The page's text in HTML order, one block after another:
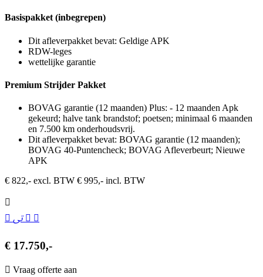
Basispakket (inbegrepen)
Dit afleverpakket bevat: Geldige APK
RDW-leges
wettelijke garantie
Premium Strijder Pakket
BOVAG garantie (12 maanden) Plus: - 12 maanden Apk
gekeurd; halve tank brandstof; poetsen; minimaal 6 maanden
en 7.500 km onderhoudsvrij.
Dit afleverpakket bevat: BOVAG garantie (12 maanden);
BOVAG 40-Puntencheck; BOVAG Afleverbeurt; Nieuwe
APK
€ 822,- excl. BTW € 995,- incl. BTW
€ 17.750,-
Vraag offerte aan